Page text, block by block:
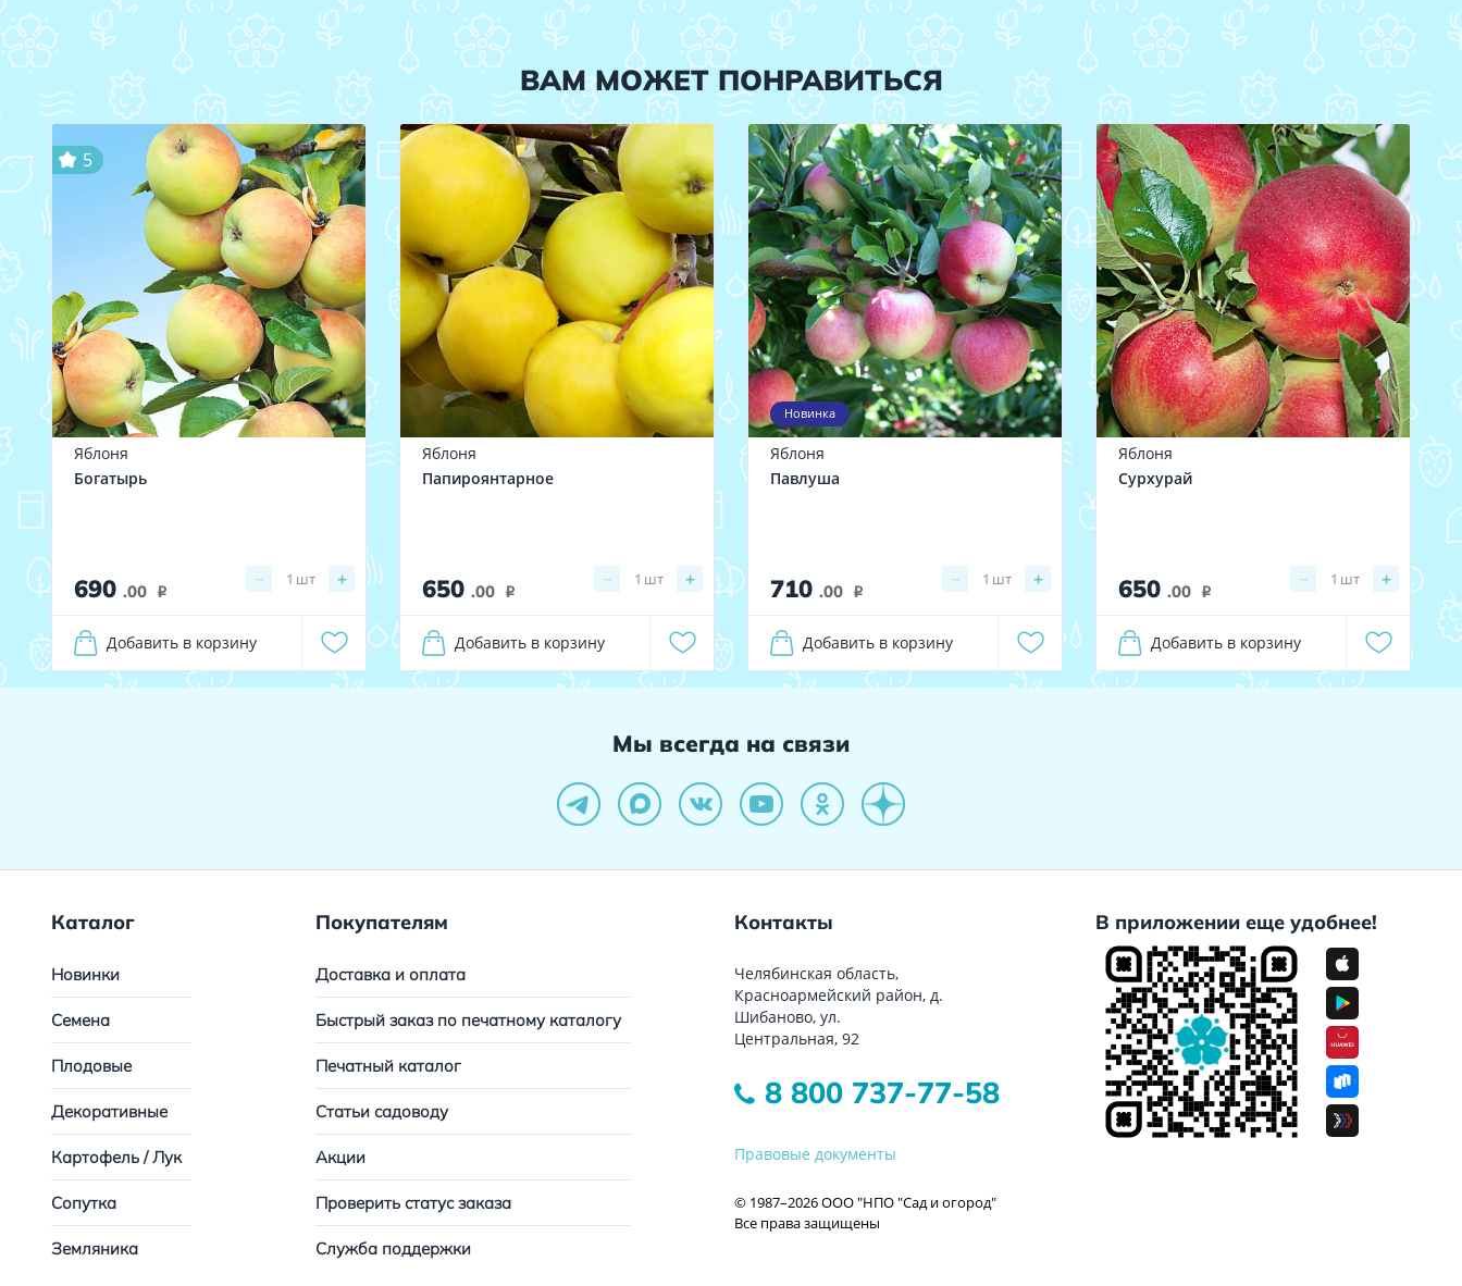
ВАМ МОЖЕТ ПОНРАВИТЬСЯ
5
Яблоня
Богатырь
690 .00 i
− +
1 шт
Добавить в корзину
Яблоня
Папироянтарное
650 .00 i
− +
1 шт
Добавить в корзину
Новинка
Яблоня
Павлуша
710 .00 i
− +
1 шт
Добавить в корзину
Яблоня
Сурхурай
650 .00 i
− +
1 шт
Добавить в корзину
Мы всегда на связи
Каталог
Новинки
Семена
Плодовые
Декоративные
Картофель / Лук
Сопутка
Земляника
Покупателям
Доставка и оплата
Быстрый заказ по печатному каталогу
Печатный каталог
Статьи садоводу
Акции
Проверить статус заказа
Служба поддержки
Контакты
Челябинская область,
Красноармейский район, д.
Шибаново, ул.
Центральная, 92
8 800 737-77-58
Правовые документы
© 1987–2026 ООО "НПО "Сад и огород"
Все права защищены
В приложении еще удобнее!